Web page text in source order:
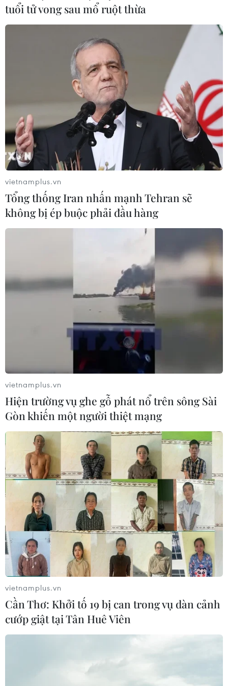
TIN CÙNG CHUYÊN MỤC
EU triển khai mạng vệ tinh riêng,
củng cố chủ quyền số
08/08/2026 04:15
Trung Quốc: E-Town Bắc Kinh
tuổi tử vong sau mổ ruột thừa
vietnamplus.vn
Tổng thống Iran nhấn mạnh Tehran sẽ
không bị ép buộc phải đầu hàng
vietnamplus.vn
Hiện trường vụ ghe gỗ phát nổ trên sông Sài
Gòn khiến một người thiệt mạng
vietnamplus.vn
Cần Thơ: Khởi tố 19 bị can trong vụ dàn cảnh
cướp giật tại Tân Huê Viên